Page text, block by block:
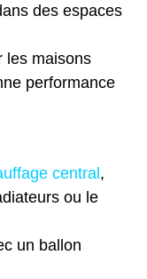
des espaces
les maisons
performance
central,
ou le
un ballon